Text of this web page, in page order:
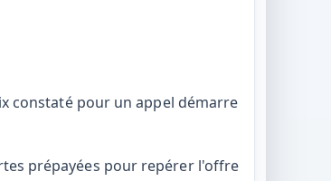
constaté pour un appel démarre
prépayées pour repérer l'offre